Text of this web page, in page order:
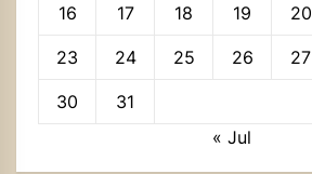
16 17 18 19 20
23 24 25 26 27
30
31
« Jul